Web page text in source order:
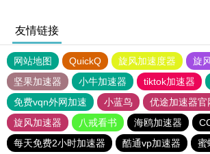
友情链接
网站地图 QuickQ 旋风加速度器 旋
坚果加速器
小牛加速器 tiktok加速器
免费vqn外网加速
小蓝鸟 优途加速器官
旋风加速器
八戒看书 海鸥加速器
每天免费2小时加速器
酷通vp加速器 蜜